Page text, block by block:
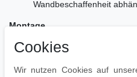
Wandbeschaffenheit
Montage
Lieferzustand: komplett
Pflegehinweis
Cookies
Wir nutzen Cookies auf